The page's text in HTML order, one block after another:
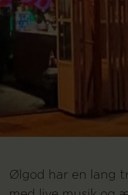
Ølgod har en lang